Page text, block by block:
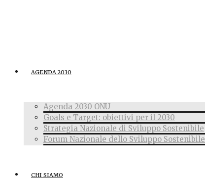
AGENDA 2030
Agenda 2030 ONU
Goals e Target: obiettivi per il 2030
Strategia Nazionale di Sviluppo Sostenibile
Forum Nazionale dello Sviluppo Sostenibile
CHI SIAMO